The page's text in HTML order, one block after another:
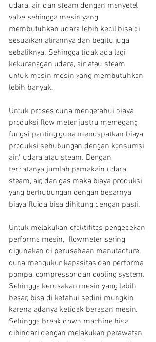
udara, air, dan steam dengan menyetel
valve sehingga mesin yang
membutuhkan udara lebih kecil bisa di
sesuaikan alirannya dan begitu juga
sebaliknya. Sehingga tidak ada lagi
kekuranagan udara, air atau steam
untuk mesin mesin yang membutuhkan
lebih banyak.
Untuk proses guna mengetahui biaya
produksi flow meter justru memegang
fungsi penting guna mendapatkan biaya
produksi sehubungan dengan konsumsi
air/ udara atau steam. Dengan
terdatanya jumlah pemakain udara,
steam, air, dan gas maka biaya produksi
yang berhubungan dengan besarnya
biaya fluida bisa dihitung dengan pasti.
Untuk melakukan efektifitas pengecekan
performa mesin,  flowmeter sering
digunakan di perusahaan manufacture,
guna mengukur kapasitas dan performa
pompa, compressor dan cooling system.
Sehingga kerusakan mesin yang lebih
besar, bisa di ketahui sedini mungkin
karena adanya ketidak beresan mesin.
Sehingga break down machine bisa
dihindari dengan melakukan perawatan